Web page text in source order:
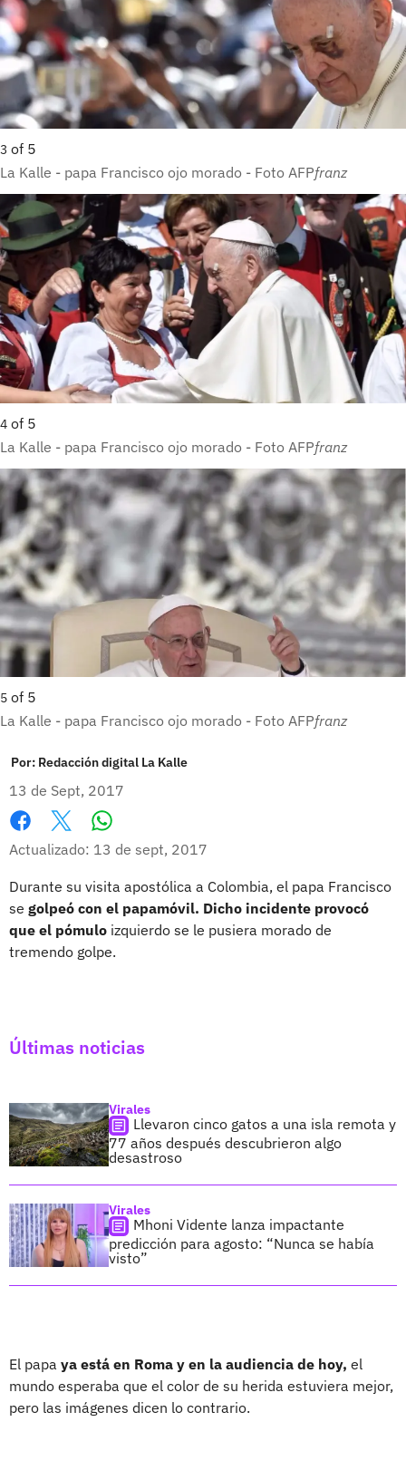
3 of 5
La Kalle - papa Francisco ojo morado - Foto AFPfranz
4 of 5
La Kalle - papa Francisco ojo morado - Foto AFPfranz
5 of 5
La Kalle - papa Francisco ojo morado - Foto AFPfranz
Por: Redacción digital La Kalle
13 de Sept, 2017
Facebook
X Whatsapp
Actualizado: 13 de sept, 2017
Durante su visita apostólica a Colombia, el papa Francisco
se golpeó con el papamóvil. Dicho incidente provocó
que el pómulo izquierdo se le pusiera morado de
tremendo golpe.
Últimas noticias
Virales
Llevaron cinco gatos a una isla remota y
77 años después descubrieron algo
desastroso
Virales
Mhoni Vidente lanza impactante
predicción para agosto: “Nunca se había
visto”
El papa ya está en Roma y en la audiencia de hoy, el
mundo esperaba que el color de su herida estuviera mejor,
pero las imágenes dicen lo contrario.